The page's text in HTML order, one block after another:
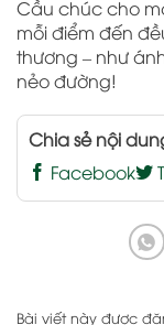
Cầu chúc cho
mỗi điểm đến
thương – như
nẻo đường!
Chia sẻ nội
Facebook
Bài viết này được